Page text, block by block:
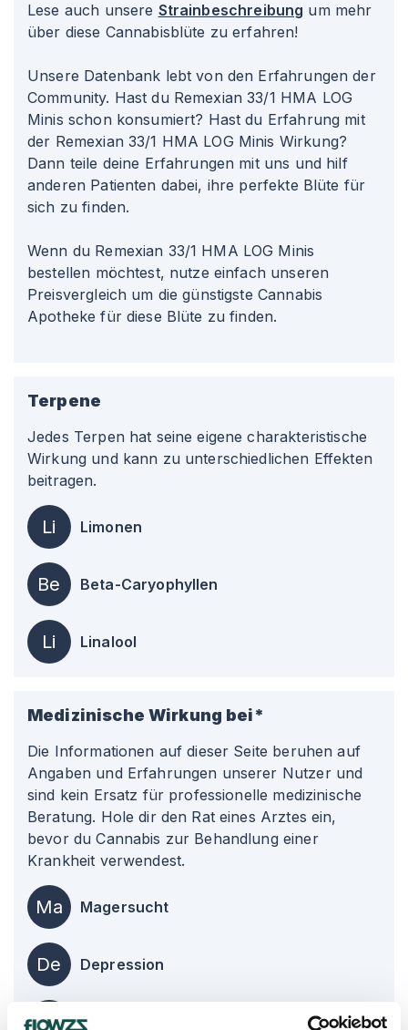
Lese auch unsere Strainbeschreibung um mehr
über diese Cannabisblüte zu erfahren!
Unsere Datenbank lebt von den Erfahrungen der
Community. Hast du Remexian 33/1 HMA LOG
Minis schon konsumiert? Hast du Erfahrung mit
der Remexian 33/1 HMA LOG Minis Wirkung?
Dann teile deine Erfahrungen mit uns und hilf
anderen Patienten dabei, ihre perfekte Blüte für
sich zu finden.
Wenn du Remexian 33/1 HMA LOG Minis
bestellen möchtest, nutze einfach unseren
Preisvergleich um die günstigste Cannabis
Apotheke für diese Blüte zu finden.
Terpene
Jedes Terpen hat seine eigene charakteristische
Wirkung und kann zu unterschiedlichen Effekten
beitragen.
Li Limonen
Be Beta-Caryophyllen
Li Linalool
Medizinische Wirkung bei*
Die Informationen auf dieser Seite beruhen auf
Angaben und Erfahrungen unserer Nutzer und
sind kein Ersatz für professionelle medizinische
Beratung. Hole dir den Rat eines Arztes ein,
bevor du Cannabis zur Behandlung einer
Krankheit verwendest.
Ma Magersucht
De Depression
Ap Appetitlosigkeit